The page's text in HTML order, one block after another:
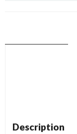
Description